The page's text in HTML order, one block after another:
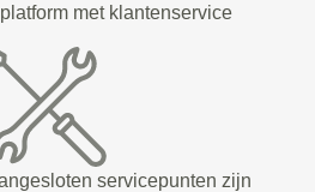
met klantenservice
servicepunten zijn